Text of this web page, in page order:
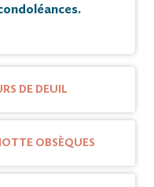
DE DEUIL
OBSÈQUES